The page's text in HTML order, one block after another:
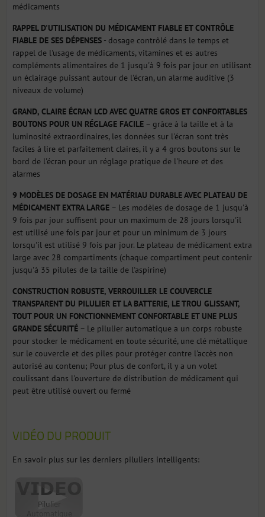
médicaments
RAPPEL D'UTILISATION DU MÉDICAMENT FIABLE ET CONTRÔLE
FIABLE DE SES DÉPENSES - dosage contrôlé dans le temps et
rappel de l'usage de médicaments, vitamines et es autres
compléments alimentaires de 1 jusqu'à 9 fois par jour en utilisant
un éclairage puissant autour de l'écran, un alarme auditive (3
niveaux de volume)
GRAND, CLAIRE ÉCRAN LCD AVEC QUATRE GROS ET CONFORTABLES
BOUTONS POUR UN RÉGLAGE FACILE – grâce à la taille et à la
luminosité extraordinaires, les données sur l'écran sont très
faciles à lire et parfaitement claires, il y a 4 gros boutons sur le
bord de l'écran pour un réglage pratique de l'heure et des
alarmes
9 MODÈLES DE DOSAGE EN MATÉRIAU DURABLE AVEC PLATEAU DE
MÉDICAMENT EXTRA LARGE – Les modèles de dosage de 1 jusqu'à
9 fois par jour suffisent pour un maximum de 28 jours lorsqu'il
est utilisé une fois par jour et pour un minimum de 3 jours
lorsqu'il est utilisé 9 fois par jour. Le plateau de médicament extra
large avec 28 compartiments (chaque compartiment peut contenir
jusqu'à 35 pilules de la taille de l'aspirine)
CONSTRUCTION ROBUSTE, VERROUILLER LE COUVERCLE
TRANSPARENT DU PILULIER ET LA BATTERIE, LE TROU GLISSANT,
TOUT POUR UN FONCTIONNEMENT CONFORTABLE ET UNE PLUS
GRANDE SÉCURITÉ – Le pilulier automatique a un corps robuste
pour stocker le médicament en toute sécurité, une clé métallique
sur le couvercle et des piles pour protéger contre l'accès non
autorisé au contenu; Pour plus de confort, il y a un volet
coulissant dans l'ouverture de distribution de médicament qui
peut être utilisé ouvert ou fermé
VIDÉO DU PRODUIT
En savoir plus sur les derniers piluliers intelligents: